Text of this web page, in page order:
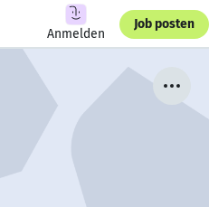
Anmelden
Job posten